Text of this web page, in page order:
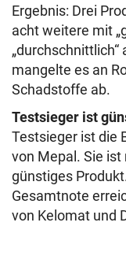
Ergebnis: Drei
acht weitere mit
mangelte es an
Schadstoffe ab.
Testsieger ist
Testsieger ist die
von Mepal. Sie ist
günstiges
Gesamtnote
von Kelomat und